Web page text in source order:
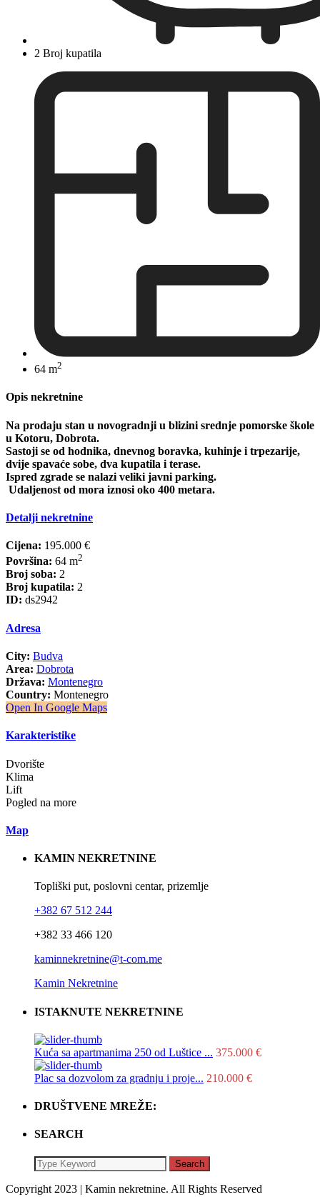
2 Broj kupatila
64 m2
Opis nekretnine
Na prodaju stan u novogradnji u blizini srednje pomorske škole
u Kotoru, Dobrota.
Sastoji se od hodnika, dnevnog boravka, kuhinje i trpezarije,
dvije spavaće sobe, dva kupatila i terase.
Ispred zgrade se nalazi veliki javni parking.
Udaljenost od mora iznosi oko 400 metara.
Detalji nekretnine
Cijena: 195.000 €
Površina: 64 m2
Broj soba: 2
Broj kupatila: 2
ID: ds2942
Adresa
City: Budva
Area: Dobrota
Država: Montenegro
Country: Montenegro
Open In Google Maps
Karakteristike
Dvorište
Klima
Lift
Pogled na more
Map
KAMIN NEKRETNINE
Topliški put, poslovni centar, prizemlje
+382 67 512 244
+382 33 466 120
kaminnekretnine@t-com.me
Kamin Nekretnine
ISTAKNUTE NEKRETNINE
Kuća sa apartmanima 250 od Luštice ... 375.000 €
Plac sa dozvolom za gradnju i proje... 210.000 €
DRUŠTVENE MREŽE:
SEARCH
Search
Copyright 2023 | Kamin nekretnine. All Rights Reserved